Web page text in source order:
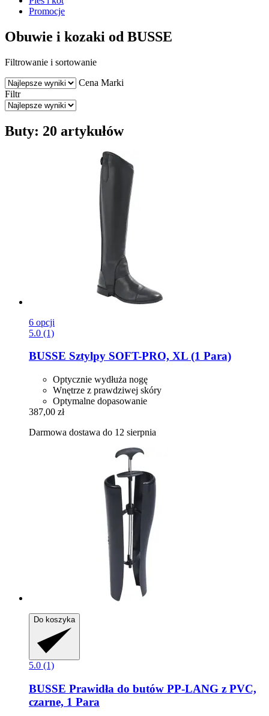
Promocje
Obuwie i kozaki od BUSSE
Filtrowanie i sortowanie
Cena Marki
Filtr
Buty: 20 artykułów
6 opcji
5.0 (1)
BUSSE Sztylpy SOFT-​PRO, XL (1 Para)
Optycznie wydłuża nogę
Wnętrze z prawdziwej skóry
Optymalne dopasowanie
387,00 zł
Darmowa dostawa do 12 sierpnia
Do koszyka
5.0 (1)
BUSSE Prawidła do butów PP-​LANG z PVC,
czarne, 1 Para